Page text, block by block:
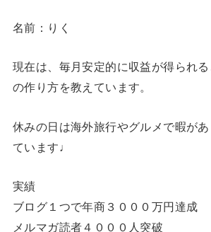
名前：りく
現在は、毎月安定的に収益が得られ
の作り方を教えています。
休みの日は海外旅行やグルメで暇が
ています♩
実績
ブログ１つで年商３０００万円達成
メルマガ読者４０００人突破